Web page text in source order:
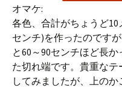
オマケ:
各色、合計がちょうど
センチ)を作ったのです
と60～90センチほど長
た切れ端です。貴重な
してみましたが、上の